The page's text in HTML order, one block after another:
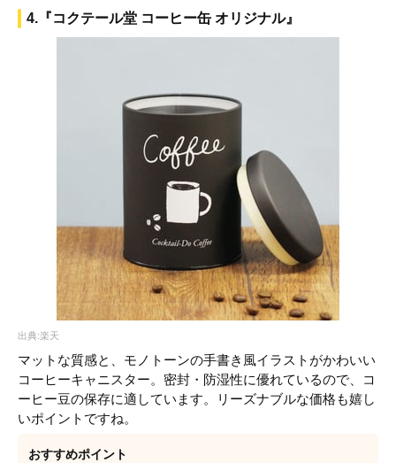
4.『コクテール堂 コーヒー缶 オリジナル』
出典:楽天
マットな質感と、モノトーンの手書き風イラストがかわいい
コーヒーキャニスター。密封・防湿性に優れているので、コ
ーヒー豆の保存に適しています。リーズナブルな価格も嬉し
いポイントですね。
おすすめポイント